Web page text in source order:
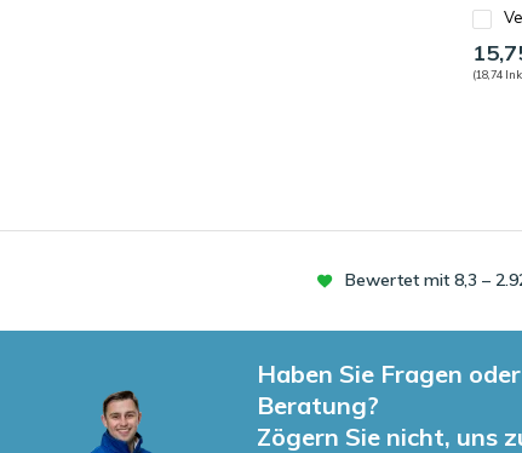
(18,74
Bewertet mit 8,3 –
Haben Sie Fragen
Beratung?
Zögern Sie nicht, uns